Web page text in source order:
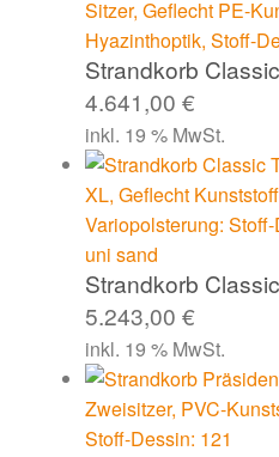
Strandkorb
4.641,00 €
inkl. 19 % MwSt.
Strandkorb
5.243,00 €
inkl. 19 % MwSt.